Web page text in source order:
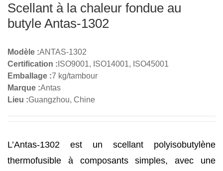
Scellant à la chaleur fondue au
butyle Antas-1302
Modèle :ANTAS-1302
Certification : ISO9001, ISO14001, ISO45001
Emballage :7 kg/tambour
Marque :Antas
Lieu :Guangzhou, Chine
L’Antas-1302 est un scellant polyisobutylène
thermofusible à composants simples, avec une